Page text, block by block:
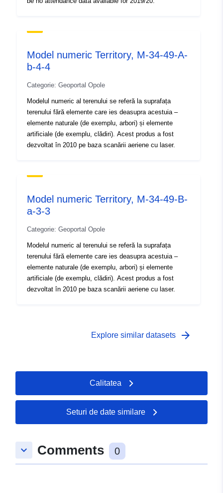
Model numeric Territory, M-34-49-A-
b-4-4
Categorie: Geoportal Opole
Modelul numeric al terenului se referă la suprafața
terenului fără elemente care ies deasupra acestuia –
elemente naturale (de exemplu, arbori) și elemente
artificiale (de exemplu, clădiri). Acest produs a fost
dezvoltat în 2010 pe baza scanării aeriene cu laser.
Model numeric Territory, M-34-49-B-
a-3-3
Categorie: Geoportal Opole
Modelul numeric al terenului se referă la suprafața
terenului fără elemente care ies deasupra acestuia –
elemente naturale (de exemplu, arbori) și elemente
artificiale (de exemplu, clădiri). Acest produs a fost
dezvoltat în 2010 pe baza scanării aeriene cu laser.
Explore similar datasets arrow_forward
Calitatea
Seturi de date similare
keyboard_arrow_down Comments 0